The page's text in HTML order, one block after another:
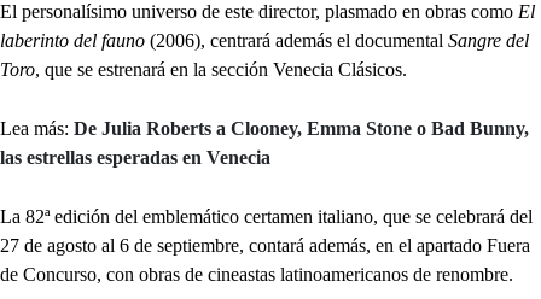
El personalísimo universo de este director, plasmado en obras como El
laberinto del fauno (2006), centrará además el documental Sangre del
Toro, que se estrenará en la sección Venecia Clásicos.
Lea más: De Julia Roberts a Clooney, Emma Stone o Bad Bunny,
las estrellas esperadas en Venecia
La 82ª edición del emblemático certamen italiano, que se celebrará del
27 de agosto al 6 de septiembre, contará además, en el apartado Fuera
de Concurso, con obras de cineastas latinoamericanos de renombre.